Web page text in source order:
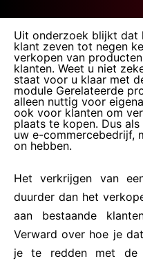
Uit onderzoek blijkt dat
klant zeven tot negen
verkopen van
klanten. Weet u niet
staat voor u klaar met
module Gerelateerde
alleen nuttig voor
ook voor klanten om
plaats te kopen. Dus
uw e-commercebedrijf,
on hebben.
Het verkrijgen van
duurder dan het
aan bestaande
Verward over hoe je
je te redden met de